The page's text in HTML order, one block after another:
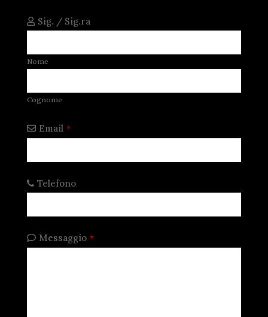
Sig. / Sig.ra
Nome
Cognome
Email *
Telefono
Messaggio *